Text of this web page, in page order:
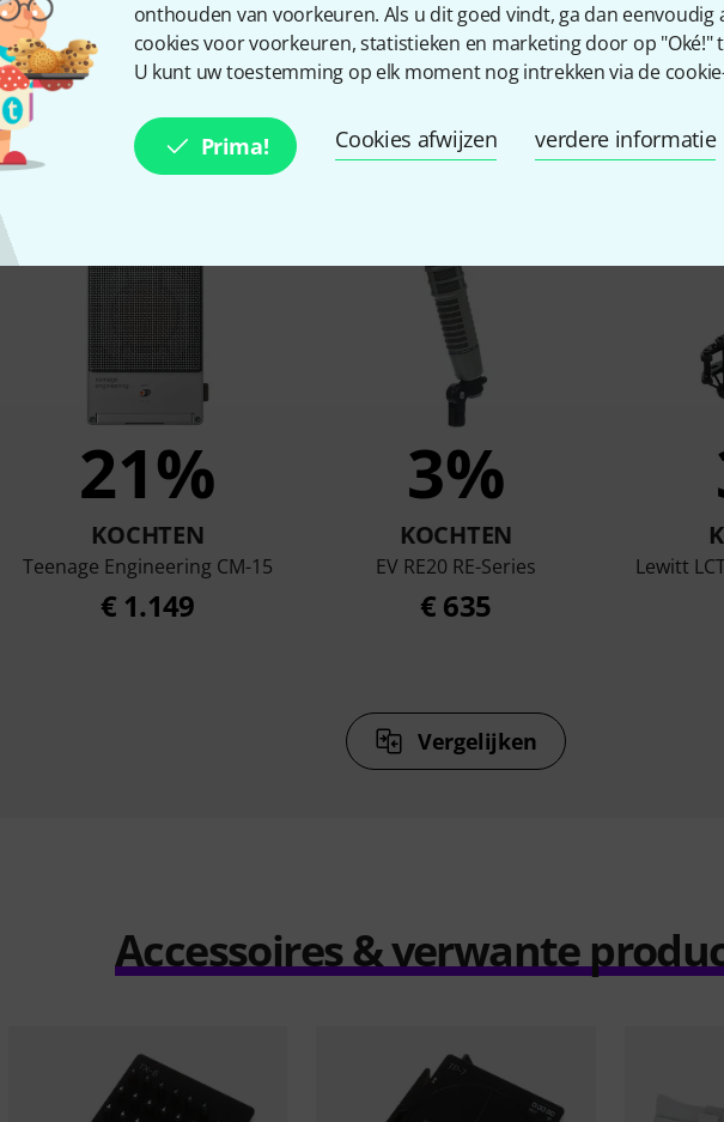
onthouden van voorkeuren. Als u dit goed vindt, ga dan
cookies voor voorkeuren, statistieken en marketing door op "Oké!"
U kunt uw toestemming op elk moment nog intrekken via de
Prima! Cookies afwijzen verdere informatie
wat klanten die dit product bekeken
21%
KOCHTEN
Teenage Engineering CM-15
€ 1.149
3%
KOCHTEN
EV RE20 RE-Series
€ 635
Lewitt
Vergelijken
Accessoires & verwante